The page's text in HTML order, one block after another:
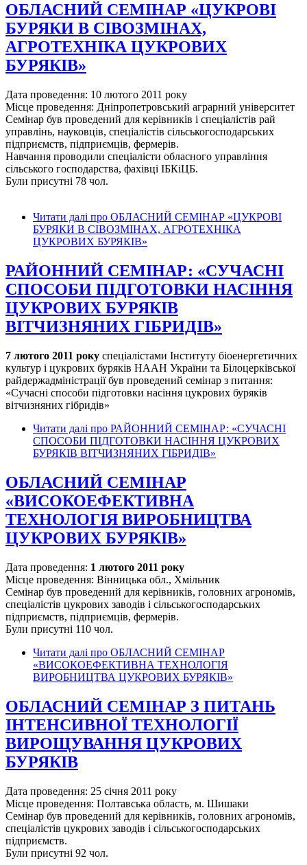
ОБЛАСНИЙ СЕМІНАР «ЦУКРОВІ
БУРЯКИ В СІВОЗМІНАХ,
АГРОТЕХНІКА ЦУКРОВИХ
БУРЯКІВ»
Дата проведення: 10 лютого 2011 року
Місце проведення: Дніпропетровський аграрний університет
Семінар був проведений для керівників і спеціалістів рай
управлінь, науковців, спеціалістів сільськогосподарських
підприємств, підприємців, фермерів.
Навчання проводили спеціалісти обласного управління
сільського господарства, фахівці ІБКіЦБ.
Були присутні 78 чол.
Читати далі про ОБЛАСНИЙ СЕМІНАР «ЦУКРОВІ
БУРЯКИ В СІВОЗМІНАХ, АГРОТЕХНІКА
ЦУКРОВИХ БУРЯКІВ»
РАЙОННИЙ СЕМІНАР: «СУЧАСНІ
СПОСОБИ ПІДГОТОВКИ НАСІННЯ
ЦУКРОВИХ БУРЯКІВ
ВІТЧИЗНЯНИХ ГІБРИДІВ»
7 лютого 2011 року спеціалістами Інституту біоенергетичних
культур і цукрових буряків НААН України та Білоцерківської
райдержадміністрації був проведений семінар з питання:
«Сучасні способи підготовки насіння цукрових буряків
вітчизняних гібридів»
Читати далі про РАЙОННИЙ СЕМІНАР: «СУЧАСНІ
СПОСОБИ ПІДГОТОВКИ НАСІННЯ ЦУКРОВИХ
БУРЯКІВ ВІТЧИЗНЯНИХ ГІБРИДІВ»
ОБЛАСНИЙ СЕМІНАР
«ВИСОКОЕФЕКТИВНА
ТЕХНОЛОГІЯ ВИРОБНИЦТВА
ЦУКРОВИХ БУРЯКІВ»
Дата проведення: 1 лютого 2011 року
Місце проведення: Вінницька обл., Хмільник
Семінар був проведений для керівників, головних агрономів,
спеціалістів цукрових заводів і сільськогосподарських
підприємств, підприємців, фермерів.
Були присутні 110 чол.
Читати далі про ОБЛАСНИЙ СЕМІНАР
«ВИСОКОЕФЕКТИВНА ТЕХНОЛОГІЯ
ВИРОБНИЦТВА ЦУКРОВИХ БУРЯКІВ»
ОБЛАСНИЙ СЕМІНАР З ПИТАНЬ
ІНТЕНСИВНОЇ ТЕХНОЛОГІЇ
ВИРОЩУВАННЯ ЦУКРОВИХ
БУРЯКІВ
Дата проведення: 25 січня 2011 року
Місце проведення: Полтавська область, м. Шишаки
Семінар був проведений для керівників, головних агрономів,
спеціалістів цукрових заводів і сільськогосподарських
підприємств.
Були присутні 92 чол.